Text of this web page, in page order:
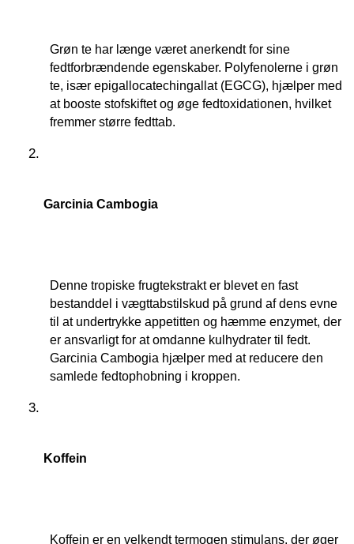
Grøn te har længe været anerkendt for sine
fedtforbrændende egenskaber. Polyfenolerne i grøn
te, især epigallocatechingallat (EGCG), hjælper med
at booste stofskiftet og øge fedtoxidationen, hvilket
fremmer større fedttab.
Garcinia Cambogia
Denne tropiske frugtekstrakt er blevet en fast
bestanddel i vægttabstilskud på grund af dens evne
til at undertrykke appetitten og hæmme enzymet, der
er ansvarligt for at omdanne kulhydrater til fedt.
Garcinia Cambogia hjælper med at reducere den
samlede fedtophobning i kroppen.
Koffein
Koffein er en velkendt termogen stimulans, der øger